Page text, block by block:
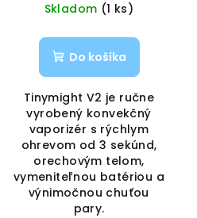
Skladom (1 ks)
Do košíka
Tinymight V2 je ručne
vyrobený konvekčný
vaporizér s rýchlym
ohrevom od 3 sekúnd,
orechovým telom,
vymeniteľnou batériou a
výnimočnou chuťou
pary.